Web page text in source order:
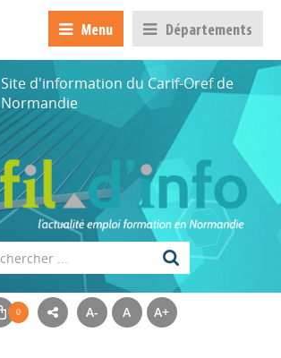
Menu Départements
Site d'information du Carif-Oref de
Normandie
A- A A+